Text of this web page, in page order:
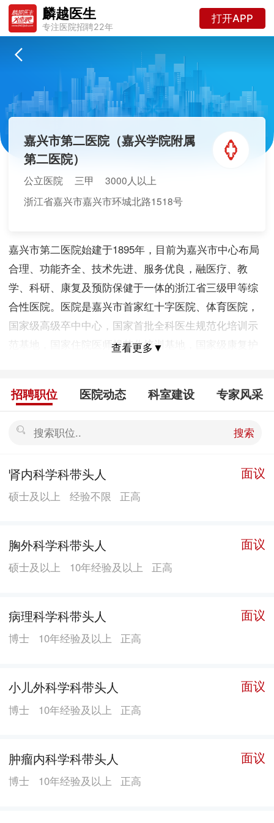
麟越医生
专注医院招聘22年
打开APP
嘉兴市第二医院（嘉兴学院附属
第二医院）
公立医院 三甲
3000人以上
浙江省嘉兴市嘉兴市环城北路1518号
嘉兴市第二医院始建于1895年，目前为嘉兴市中心布局
合理、功能齐全、技术先进、服务优良，融医疗、教
学、科研、康复及预防保健于一体的浙江省三级甲等综
合性医院。医院是嘉兴市首家红十字医院、体育医院，
国家级高级卒中中心，国家首批全科医生规范化培训示
范基地，国家住院医师规范化培训基地，国家级康复护
江省第三家、嘉兴市第一家通过全国胸痛中心论证单
个肢体功能障碍康复临床医学研究中心；是嘉兴市医院
理、骨科诊疗、康复医学、儿科诊疗、临床口腔诊疗、
脑卒中医疗、耐药菌监测、心血管疾病介入诊疗、消化
市儿童危重症救治中心、嘉兴市儿童医学中心、嘉兴市
口腔医学中心、嘉兴市心血管病研究所、嘉兴市骨科手
靠单位。医院保持32年省级、39年市级文明单位称号，
院绩效监测中，医院均获A+，连续四年位列全国三级综
平方米，核定床位1500张，在岗职工2480余人，高级职
称约530人，硕士及以上学位682人，拥有37个临床专
化成像设备（DR）、Elekta Infinity直线加速器等先进医
疗仪器设备，建立了影像数字化管理系统（PACS）。医
查看更多▼
招聘职位 医院动态 科室建设 专家风采
搜索
肾内科学科带头人 面议
硕士及以上 经验不限 正高
胸外科学科带头人 面议
硕士及以上 10年经验及以上 正高
病理科学科带头人 面议
博士 10年经验及以上 正高
小儿外科学科带头人 面议
博士 10年经验及以上 正高
肿瘤内科学科带头人 面议
博士 10年经验及以上 正高